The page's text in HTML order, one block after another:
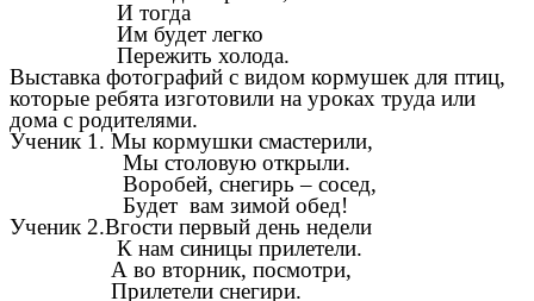
И тогда
Им будет легко
Пережить холода.
Выставка фотографий с видом кормушек для птиц,
которые ребята изготовили на уроках труда или
дома с родителями.
Ученик 1. Мы кормушки смастерили,
Мы столовую открыли.
Воробей, снегирь – сосед,
Будет вам зимой обед!
Ученик 2.Вгости первый день недели
К нам синицы прилетели.
А во вторник, посмотри,
Прилетели снегири.